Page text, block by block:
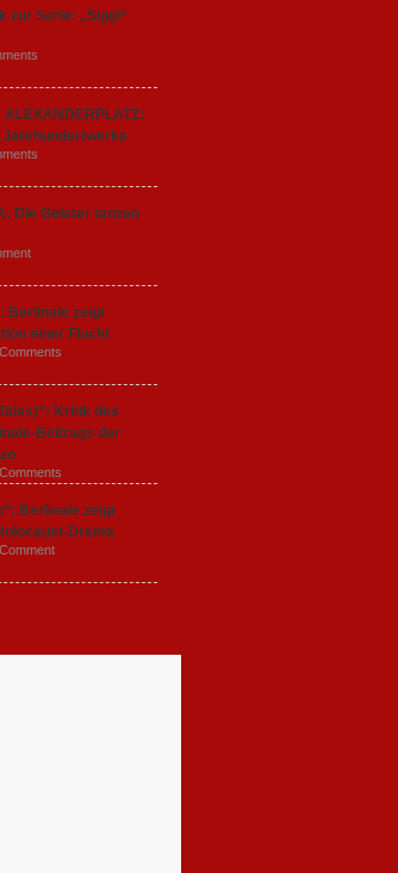
zur Serie: „Siggi“
Jahrhundertwerks
Die Geister tanzen
Berlinale zeigt
einer Flucht
Kritik des
Beitrags der
Berlinale zeigt
Drama